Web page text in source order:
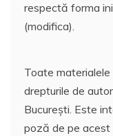
respectă forma
(modifica).
Toate
drepturile de
București. Este
poză de pe acest